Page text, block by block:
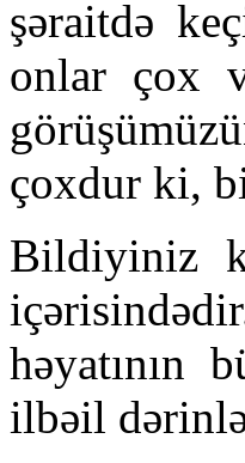
şəraitdə
onlar çox
çoxdur ki,
Bildiyiniz
həyatının
ilbəil